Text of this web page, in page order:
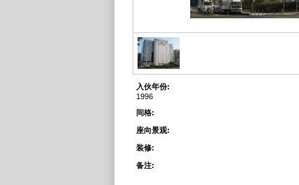
入伙年份:
1996
间格:
座向景观:
装修:
备注: